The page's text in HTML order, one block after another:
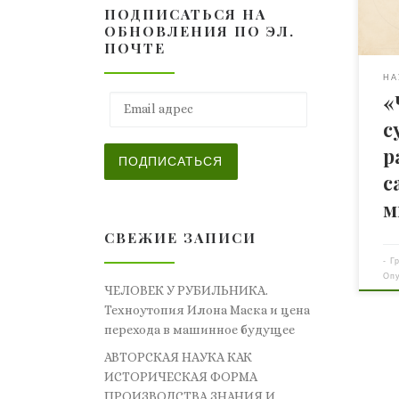
-
ПОДПИСАТЬСЯ НА
ОБНОВЛЕНИЯ ПО ЭЛ.
ПОЧТЕ
ПОДПИСАТЬСЯ
СВЕЖИЕ ЗАПИСИ
ЧЕЛОВЕК У РУБИЛЬНИКА.
Техноутопия Илона Маска и цена
перехода в машинное будущее
АВТОРСКАЯ НАУКА КАК
ИСТОРИЧЕСКАЯ ФОРМА